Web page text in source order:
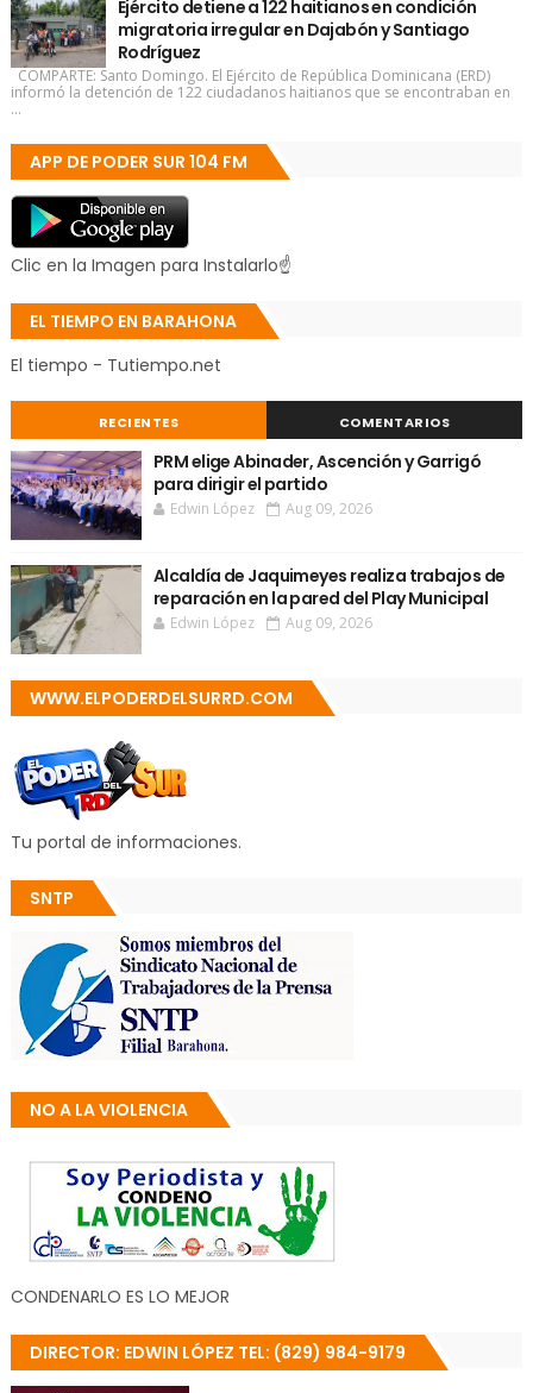
Ejército detiene a 122 haitianos en condición
migratoria irregular en Dajabón y Santiago
Rodríguez
COMPARTE: Santo Domingo. El Ejército de República Dominicana (ERD)
informó la detención de 122 ciudadanos haitianos que se encontraban en
...
APP DE PODER SUR 104 FM
Clic en la Imagen para Instalarlo☝
EL TIEMPO EN BARAHONA
El tiempo - Tutiempo.net
RECIENTES COMENTARIOS
PRM elige Abinader, Ascención y Garrigó
para dirigir el partido
Edwin López Aug 09, 2026
Alcaldía de Jaquimeyes realiza trabajos de
reparación en la pared del Play Municipal
Edwin López Aug 09, 2026
WWW.ELPODERDELSURRD.COM
Tu portal de informaciones.
SNTP
NO A LA VIOLENCIA
CONDENARLO ES LO MEJOR
DIRECTOR: EDWIN LÓPEZ TEL: (829) 984-9179